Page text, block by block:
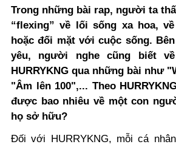
Trong những bài rap, người ta
“flexing” về lối sống xa hoa,
hoặc đối mặt với cuộc sống.
yêu, người nghe cũng biết
HURRYKNG qua những bài như
"Âm lên 100",... Theo
được bao nhiêu về một con
họ sở hữu?
Đối với HURRYKNG, mỗi cá